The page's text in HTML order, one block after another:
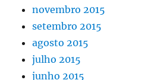
novembro 2015
setembro 2015
agosto 2015
julho 2015
junho 2015